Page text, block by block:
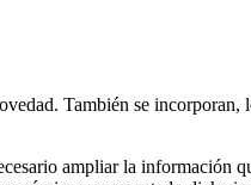
También se
ampliar la información